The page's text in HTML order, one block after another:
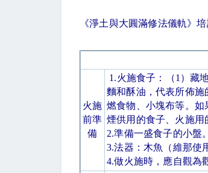
《淨土與大圓滿修法儀軌》
火施
前準
備
1.火施食子：（1 ）藏
麵和酥油，代表所佈施
燃食物、小塊布等。如
煙供用的食子、火施用
2.準備一盛食子的小盤。
3.法器：木魚（維那使
4.做火施時，應自觀為